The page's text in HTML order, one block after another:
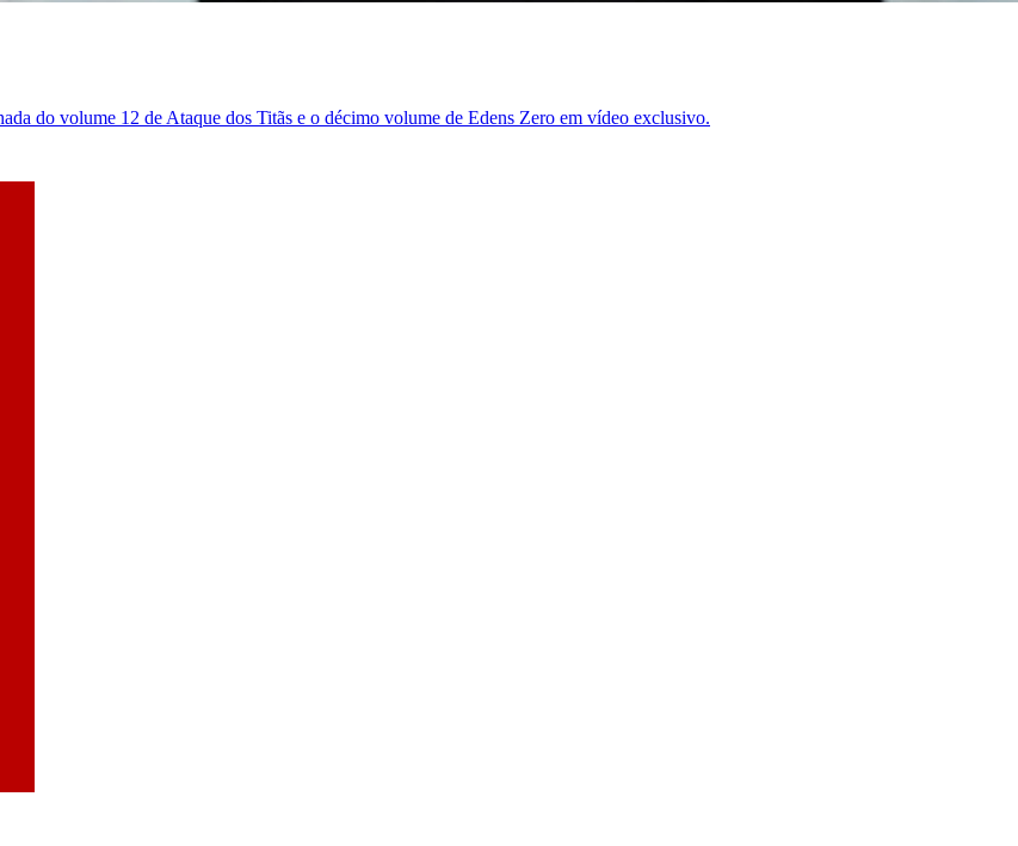
do volume 12 de Ataque dos Titãs e o décimo volume de Edens Zero em vídeo exclusivo.